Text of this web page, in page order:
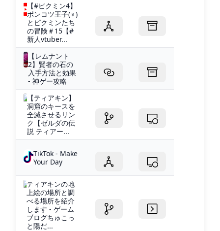
【#ピクミン4】
ポンコツ王子(♀)
とピクミンたち
の冒険＃15【#
新人vtuber...
【レムナント
2】賢者の石の
入手方法と効果
- 神ゲー攻略
【ティアキン】
洞窟のキースを
全滅させるリン
ク【ゼルダの伝
説 ティアー...
TikTok - Make
Your Day
ティアキンの地
上絵の場所と調
べる場所を紹介
します - ゲーム
ブログちゅこっ
と陽だ...